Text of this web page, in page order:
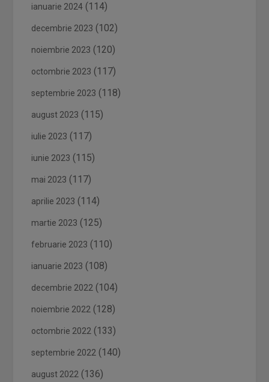
ianuarie 2024 (114)
decembrie 2023 (102)
noiembrie 2023 (120)
octombrie 2023 (117)
septembrie 2023 (118)
august 2023 (115)
iulie 2023 (117)
iunie 2023 (115)
mai 2023 (117)
aprilie 2023 (114)
martie 2023 (125)
februarie 2023 (110)
ianuarie 2023 (108)
decembrie 2022 (104)
noiembrie 2022 (128)
octombrie 2022 (133)
septembrie 2022 (140)
august 2022 (136)